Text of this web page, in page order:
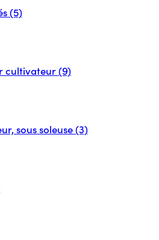
(5)
cultivateur (9)
sous soleuse (3)